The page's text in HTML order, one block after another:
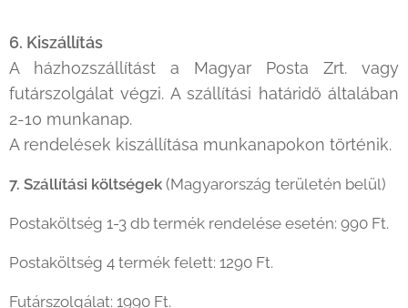
6. Kiszállítás
A házhozszállítást a Magyar Posta Zrt. vagy
futárszolgálat végzi. A szállítási határidő általában
2-10 munkanap.
A rendelések kiszállítása munkanapokon történik.
7. Szállítási költségek (Magyarország területén belül)
Postaköltség 1-3 db termék rendelése esetén: 990 Ft.
Postaköltség 4 termék felett: 1290 Ft.
Futárszolgálat: 1990 Ft.